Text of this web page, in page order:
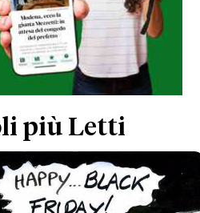
più Letti